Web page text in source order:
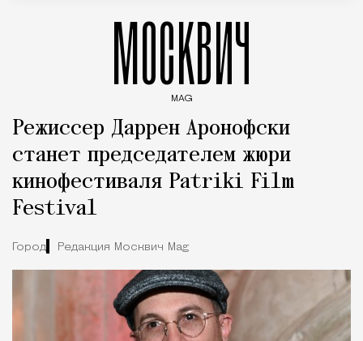
МОСКВИЧ
MAG
Режиссер Даррен Аронофски
станет председателем жюри
кинофестиваля Patriki Film
Festival
Город Редакция Москвич Mag